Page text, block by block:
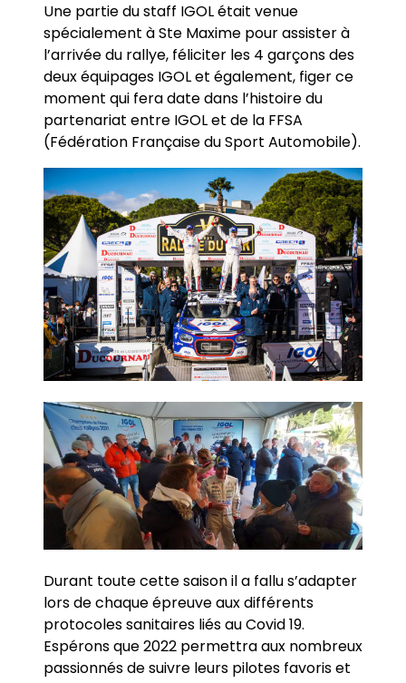
Une partie du staff IGOL était venue
spécialement à Ste Maxime pour assister à
l’arrivée du rallye, féliciter les 4 garçons des
deux équipages IGOL et également, figer ce
moment qui fera date dans l’histoire du
partenariat entre IGOL et de la FFSA
(Fédération Française du Sport Automobile).
Durant toute cette saison il a fallu s’adapter
lors de chaque épreuve aux différents
protocoles sanitaires liés au Covid 19.
Espérons que 2022 permettra aux nombreux
passionnés de suivre leurs pilotes favoris et